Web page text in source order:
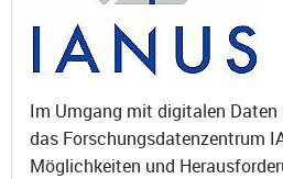
Im Umgang mit digitalen Daten
das Forschungsdatenzentrum
Möglichkeiten und